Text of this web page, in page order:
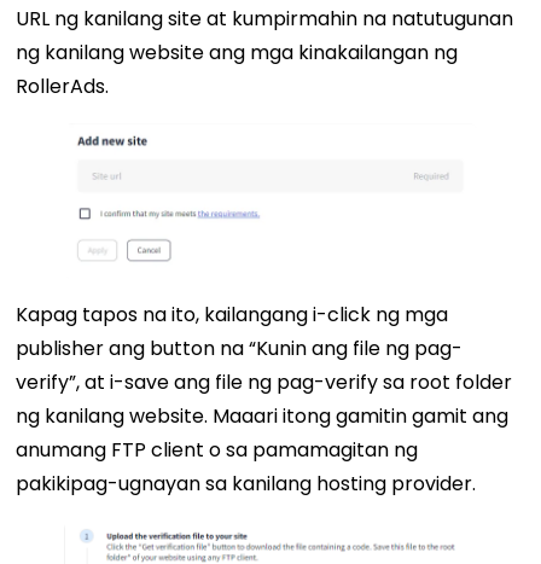
URL ng kanilang site at kumpirmahin na natutugunan
ng kanilang website ang mga kinakailangan ng
RollerAds.
Kapag tapos na ito, kailangang i-click ng mga
publisher ang button na “Kunin ang file ng pag-
verify”, at i-save ang file ng pag-verify sa root folder
ng kanilang website. Maaari itong gamitin gamit ang
anumang FTP client o sa pamamagitan ng
pakikipag-ugnayan sa kanilang hosting provider.